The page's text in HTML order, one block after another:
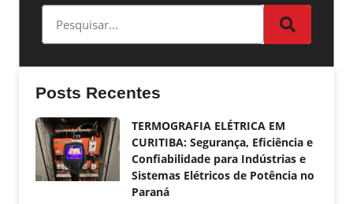
Posts Recentes
TERMOGRAFIA ELÉTRICA EM
CURITIBA: Segurança, Eficiência e
Confiabilidade para Indústrias e
Sistemas Elétricos de Potência no
Paraná